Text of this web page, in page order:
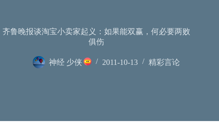
齐鲁晚报谈淘宝小卖家起义：如果能双赢，何必要两败
俱伤
神经 少侠 2011-10-13 精彩言论